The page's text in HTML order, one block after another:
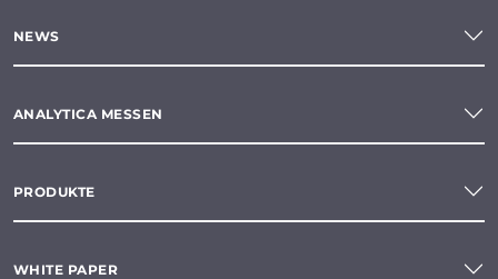
NEWS
ANALYTICA MESSEN
PRODUKTE
WHITE PAPER